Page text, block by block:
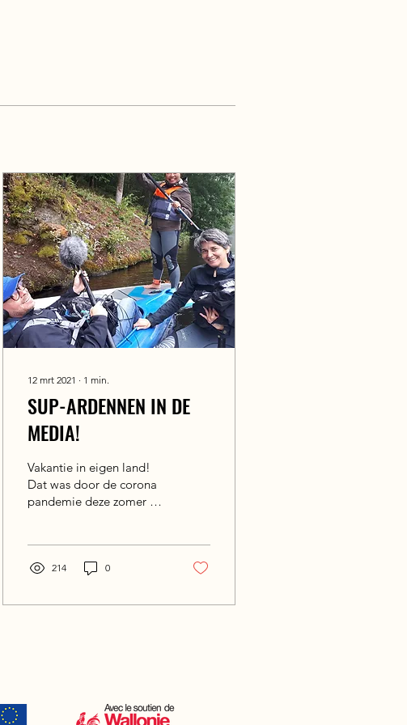
12 mrt 2021 ∙ 1 min.
SUP-ARDENNEN IN DE
MEDIA!
Vakantie in eigen land!
Dat was door de corona
pandemie deze zomer de
214 0